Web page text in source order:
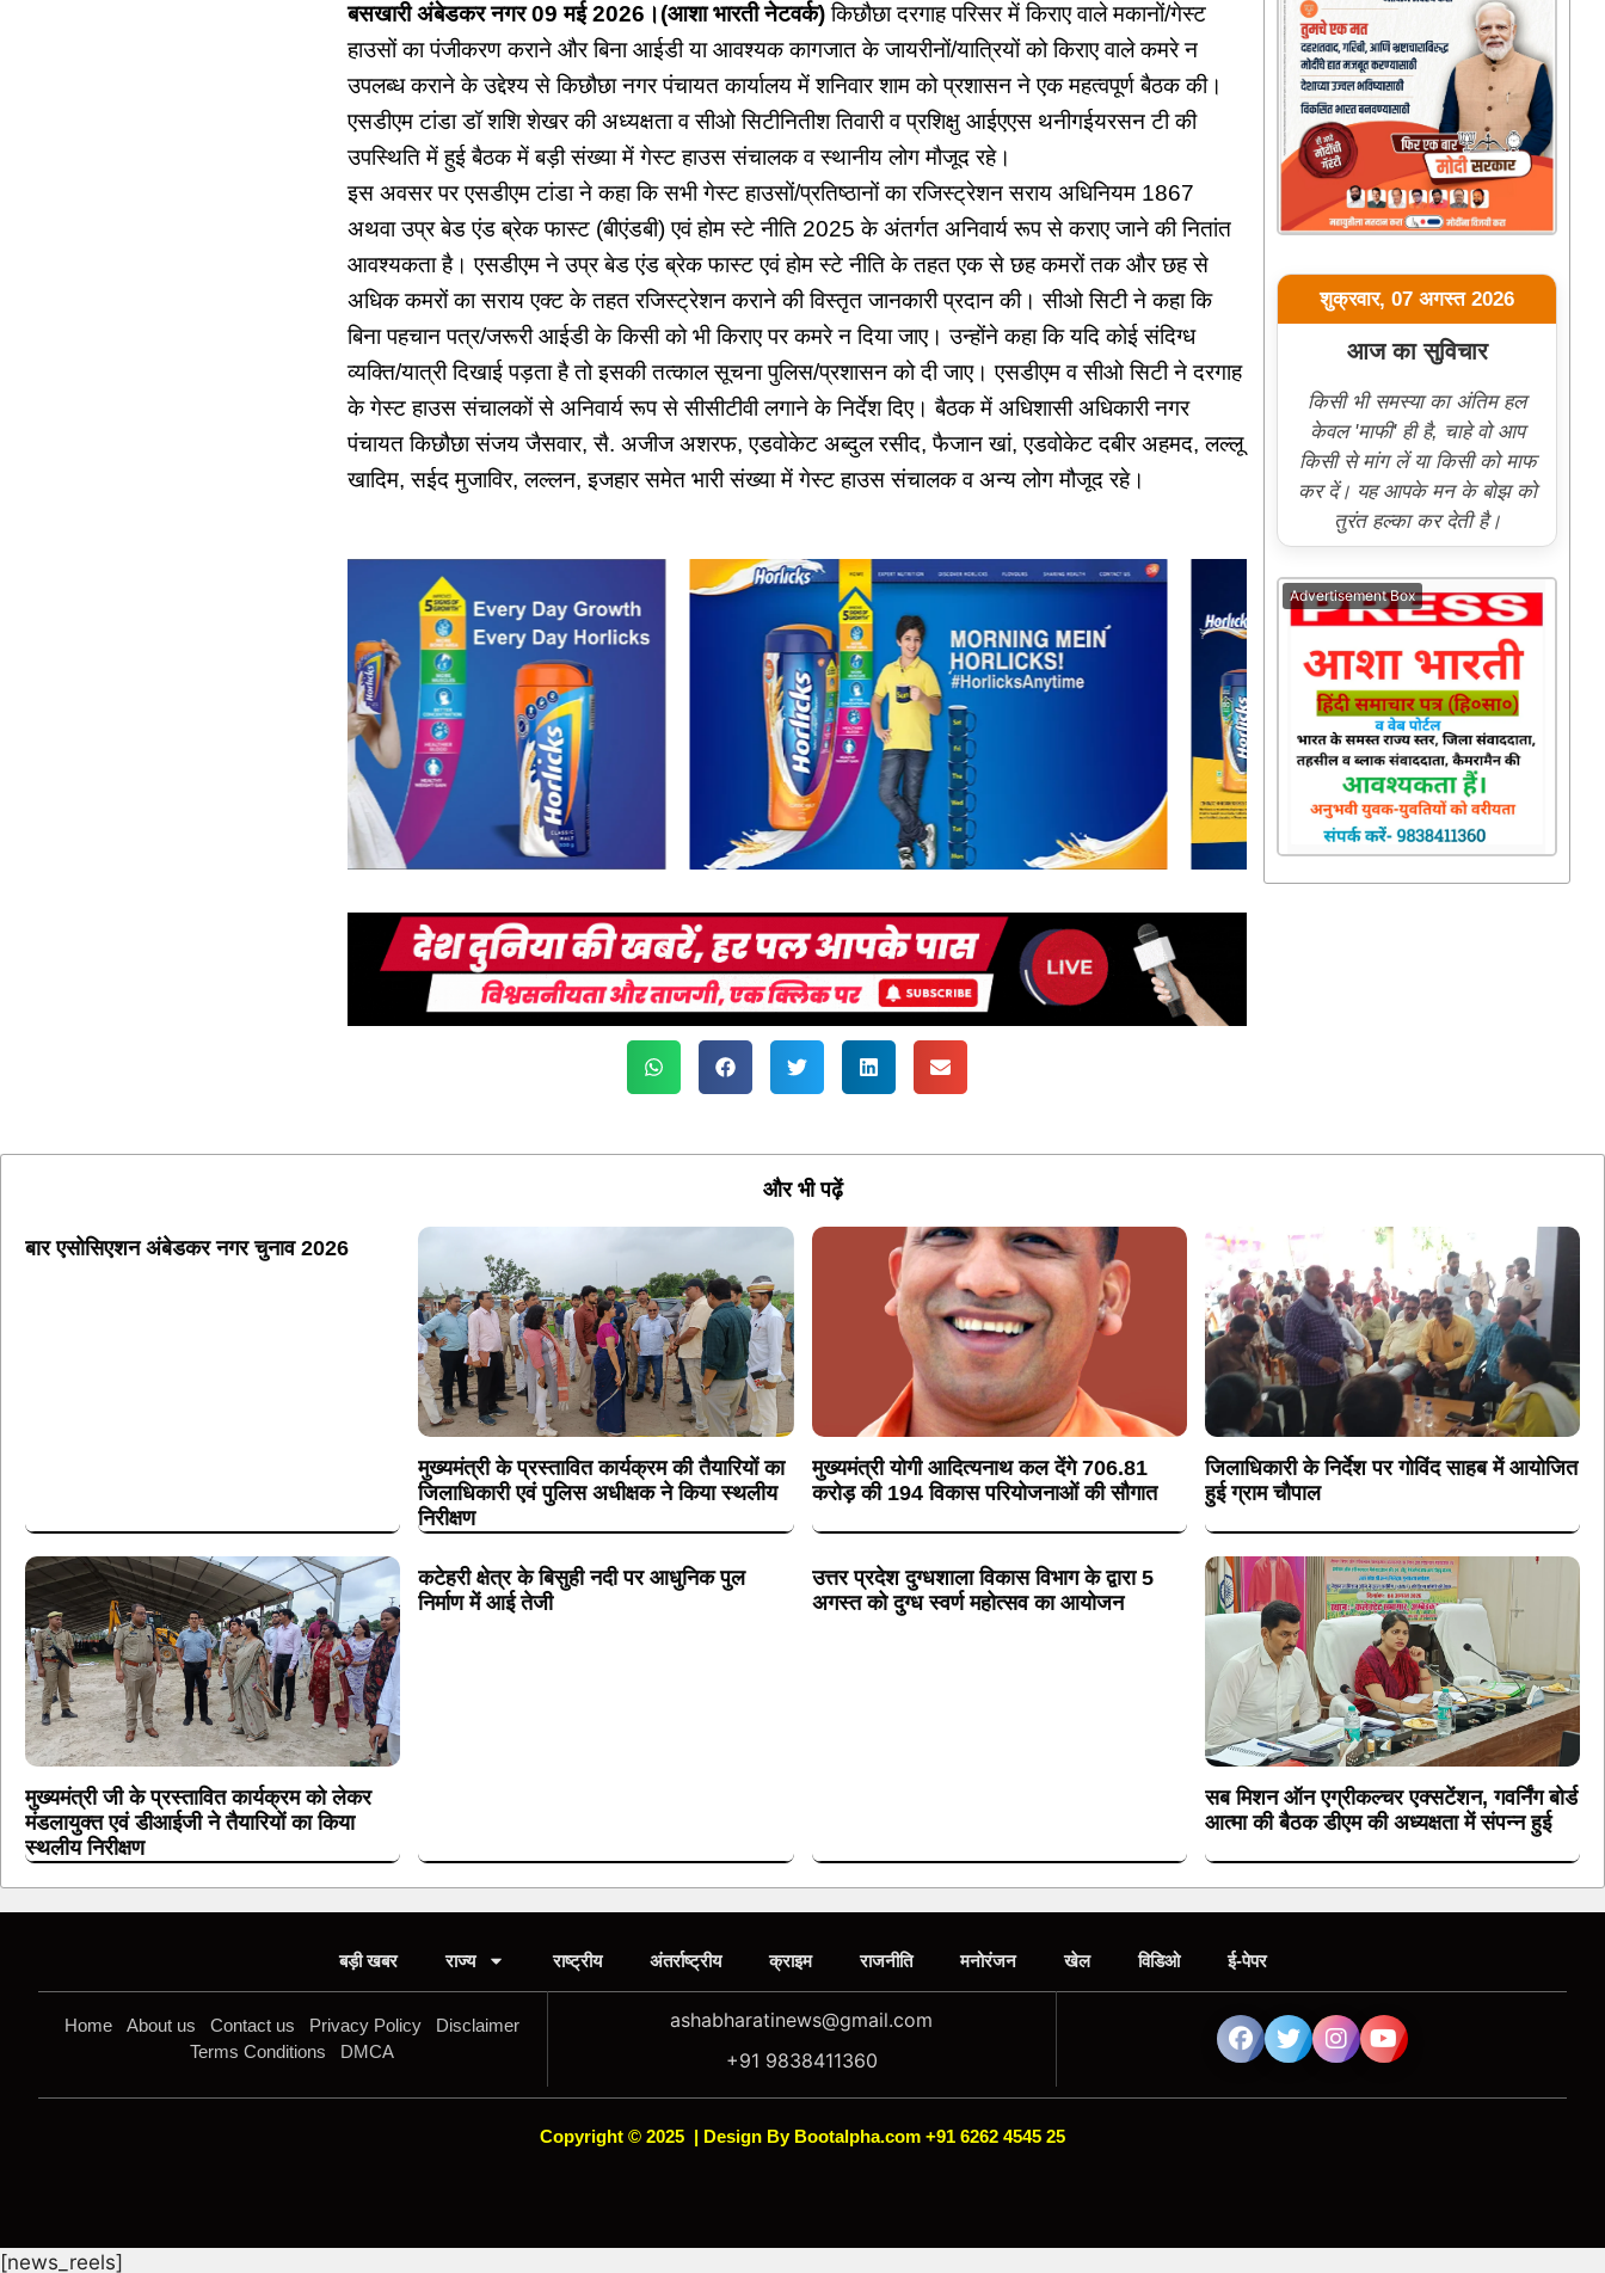
बसखारी अंबेडकर नगर 09 मई 2026।(आशा भारती नेटवर्क)किछौछा दरगाह परिसर में किराए वाले मकानों/गेस्ट
हाउसों का पंजीकरण कराने और बिना आईडी या आवश्यक कागजात के जायरीनों/यात्रियों को किराए वाले कमरे न
उपलब्ध कराने के उद्देश्य से किछौछा नगर पंचायत कार्यालय में शनिवार शाम को प्रशासन ने एक महत्वपूर्ण बैठक की।
एसडीएम टांडा डॉ शशि शेखर की अध्यक्षता व सीओ सिटीनितीश तिवारी व प्रशिक्षु आईएएस थनीगईयरसन टी की
उपस्थिति में हुई बैठक में बड़ी संख्या में गेस्ट हाउस संचालक व स्थानीय लोग मौजूद रहे।
इस अवसर पर एसडीएम टांडा ने कहा कि सभी गेस्ट हाउसों/प्रतिष्ठानों का रजिस्ट्रेशन सराय अधिनियम 1867
अथवा उप्र बेड एंड ब्रेक फास्ट (बीएंडबी) एवं होम स्टे नीति 2025 के अंतर्गत अनिवार्य रूप से कराए जाने की नितांत
आवश्यकता है। एसडीएम ने उप्र बेड एंड ब्रेक फास्ट एवं होम स्टे नीति के तहत एक से छह कमरों तक और छह से
अधिक कमरों का सराय एक्ट के तहत रजिस्ट्रेशन कराने की विस्तृत जानकारी प्रदान की। सीओ सिटी ने कहा कि
बिना पहचान पत्र/जरूरी आईडी के किसी को भी किराए पर कमरे न दिया जाए। उन्होंने कहा कि यदि कोई संदिग्ध
व्यक्ति/यात्री दिखाई पड़ता है तो इसकी तत्काल सूचना पुलिस/प्रशासन को दी जाए। एसडीएम व सीओ सिटी ने दरगाह
के गेस्ट हाउस संचालकों से अनिवार्य रूप से सीसीटीवी लगाने के निर्देश दिए। बैठक में अधिशासी अधिकारी नगर
पंचायत किछौछा संजय जैसवार, सै. अजीज अशरफ, एडवोकेट अब्दुल रसीद, फैजान खां, एडवोकेट दबीर अहमद, लल्लू
खादिम, सईद मुजाविर, लल्लन, इजहार समेत भारी संख्या में गेस्ट हाउस संचालक व अन्य लोग मौजूद रहे।
शुक्रवार, 07 अगस्त 2026
आज का सुविचार
किसी भी समस्या का अंतिम हल
केवल 'माफी' ही है, चाहे वो आप
किसी से मांग लें या किसी को माफ
कर दें। यह आपके मन के बोझ को
तुरंत हल्का कर देती है।
Advertisement Box
और भी पढ़ें
बार एसोसिएशन अंबेडकर नगर चुनाव 2026
मुख्यमंत्री के प्रस्तावित कार्यक्रम की तैयारियों का
जिलाधिकारी एवं पुलिस अधीक्षक ने किया स्थलीय
निरीक्षण
मुख्यमंत्री योगी आदित्यनाथ कल देंगे 706.81
करोड़ की 194 विकास परियोजनाओं की सौगात
जिलाधिकारी के निर्देश पर गोविंद साहब में आयोजित
हुई ग्राम चौपाल
मुख्यमंत्री जी के प्रस्तावित कार्यक्रम को लेकर
मंडलायुक्त एवं डीआईजी ने तैयारियों का किया
स्थलीय निरीक्षण
कटेहरी क्षेत्र के बिसुही नदी पर आधुनिक पुल
निर्माण में आई तेजी
उत्तर प्रदेश दुग्धशाला विकास विभाग के द्वारा 5
अगस्त को दुग्ध स्वर्ण महोत्सव का आयोजन
सब मिशन ऑन एग्रीकल्चर एक्सटेंशन, गवर्निंग बोर्ड
आत्मा की बैठक डीएम की अध्यक्षता में संपन्न हुई
बड़ी खबर राज्य राष्ट्रीय अंतर्राष्ट्रीय क्राइम राजनीति मनोरंजन खेल विडिओ ई-पेपर
Home About us Contact us Privacy Policy
Disclaimer
Terms Conditions
DMCA
ashabharatinews@gmail.com
+91 9838411360
Copyright © 2025 | Design By Bootalpha.com +91 6262 4545 25
[news_reels]